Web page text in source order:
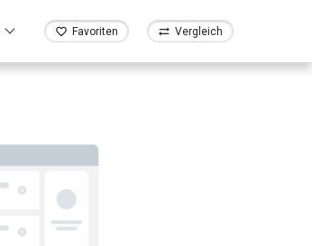
Favoriten Vergleich